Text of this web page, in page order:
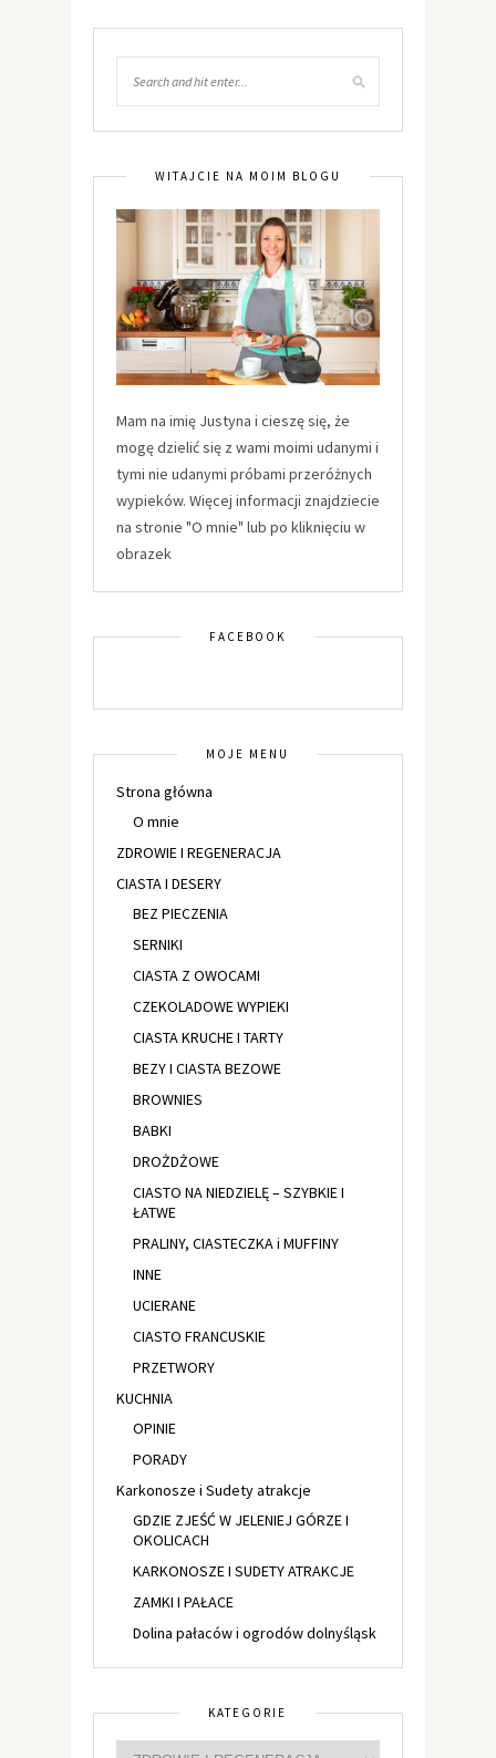
WITAJCIE NA MOIM BLOGU
Mam na imię Justyna i cieszę się, że
mogę dzielić się z wami moimi udanymi i
tymi nie udanymi próbami przeróżnych
wypieków. Więcej informacji znajdziecie
na stronie "O mnie" lub po kliknięciu w
obrazek
FACEBOOK
MOJE MENU
Strona główna
O mnie
ZDROWIE I REGENERACJA
CIASTA I DESERY
BEZ PIECZENIA
SERNIKI
CIASTA Z OWOCAMI
CZEKOLADOWE WYPIEKI
CIASTA KRUCHE I TARTY
BEZY I CIASTA BEZOWE
BROWNIES
BABKI
DROŻDŻOWE
CIASTO NA NIEDZIELĘ – SZYBKIE I
ŁATWE
PRALINY, CIASTECZKA i MUFFINY
INNE
UCIERANE
CIASTO FRANCUSKIE
PRZETWORY
KUCHNIA
OPINIE
PORADY
Karkonosze i Sudety atrakcje
GDZIE ZJEŚĆ W JELENIEJ GÓRZE I
OKOLICACH
KARKONOSZE I SUDETY ATRAKCJE
ZAMKI I PAŁACE
Dolina pałaców i ogrodów dolnyśląsk
KATEGORIE